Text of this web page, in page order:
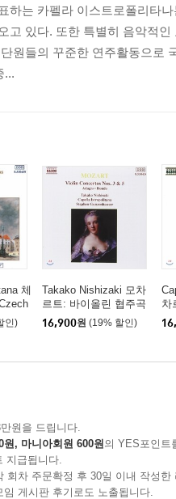
하는 카펠라 이스트로폴리타
고 있다. 또한 특별히 음악적
원들의 꾸준한 연주활동으로
...
체
인)
Takako Nishizaki 모차
르트: 바이올린 협주곡
3번, 5번, 아다지오, 론
도 (Mozart: Violin Conc
16,900원 (19% 할인)
차
원을 드립니다.
원, 마니아회원 600원의 YES포인트
지급됩니다.
회차 주문확정 후 30일 이내 작성한
게시판 후기로도 노출됩니다.